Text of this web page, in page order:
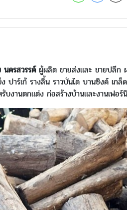
นครสวรรค์ผู้ผลิต ขายส่งและ ขายปลีก
ปาร์เก้ รางลิ้น ราวบันได บานซิงค์ เก
งานตกแต่ง ก่อสร้างบ้านและงานเฟอ